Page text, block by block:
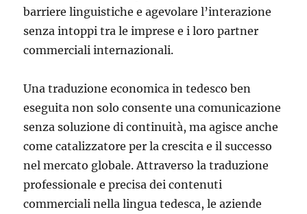
barriere linguistiche e agevolare l’interazione
senza intoppi tra le imprese e i loro partner
commerciali internazionali.
Una traduzione economica in tedesco ben
eseguita non solo consente una comunicazione
senza soluzione di continuità, ma agisce anche
come catalizzatore per la crescita e il successo
nel mercato globale. Attraverso la traduzione
professionale e precisa dei contenuti
commerciali nella lingua tedesca, le aziende